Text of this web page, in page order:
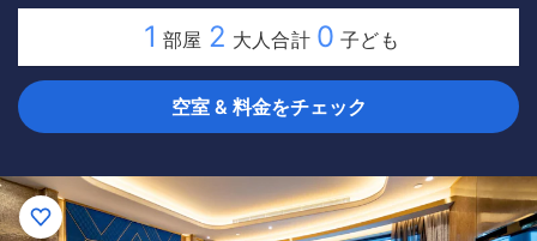
1 部屋 2 大人合計 0 子ども
空室 & 料金をチェック